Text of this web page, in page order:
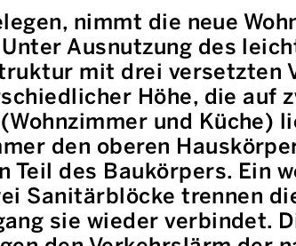
nimmt die neue
Ausnutzung des
mit drei versetzten
Höhe, die auf
und Küche)
den oberen
Teil des Baukörpers. Ein
Sanitärblöcke trennen
sie wieder verbindet.